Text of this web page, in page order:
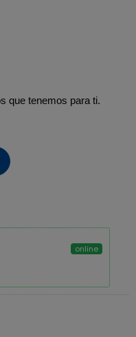
que tenemos para ti.
online